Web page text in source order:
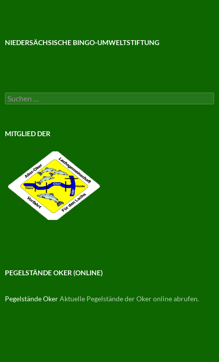
NIEDERSÄCHSISCHE BINGO-UMWELTSTIFTUNG
Suchen
nach:
MITGLIED DER
PEGELSTÄNDE OKER (ONLINE)
Pegelstände OkerAktuelle Pegelstände der Oker online abrufen.